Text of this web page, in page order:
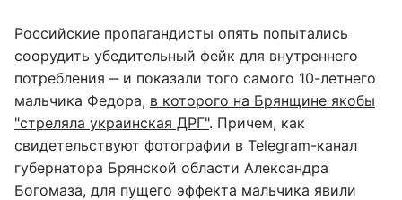
Российские пропагандисты опять попытались
соорудить убедительный фейк для внутреннего
потребления ‒ и показали того самого 10-летнего
мальчика Федора, в которого на Брянщине якобы
"стреляла украинская ДРГ". Причем, как
свидетельствуют фотографии в Telegram-канал
губернатора Брянской области Александра
Богомаза, для пущего эффекта мальчика явили